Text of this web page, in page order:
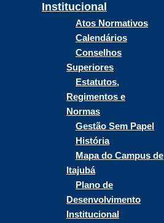
Institucional
Atos Normativos
Calendários
Conselhos
Superiores
Estatutos,
Regimentos e
Normas
Gestão Sem Papel
História
Mapa do Campus de
Itajubá
Plano de
Desenvolvimento
Institucional